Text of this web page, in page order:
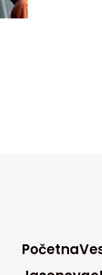
Početna